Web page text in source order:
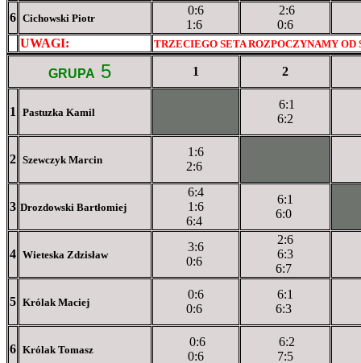
6 Cichowski Piotr
0:6
1:6
2:6
0:6
UWAGI:
TRZECIEGO SETA ROZPOCZYNAMY OD
GRUPA 5 1 2
1 Pastuzka Kamil
6:1
6:2
2 Szewczyk Marcin
1:6
2:6
3 Drozdowski Bartłomiej
6:4
1:6
6:4
6:1
6:0
4 Wieteska Zdzisław
3:6
0:6
2:6
6:3
6:7
5 Królak Maciej
0:6
0:6
6:1
6:3
6 Królak Tomasz
0:6
0:6
6:2
7:5